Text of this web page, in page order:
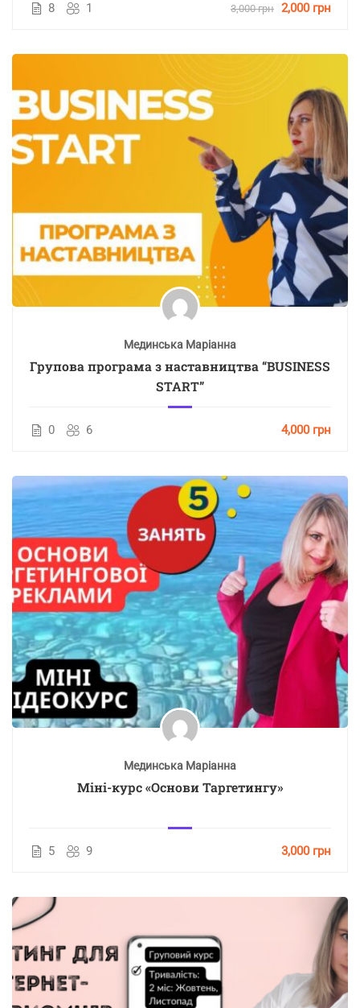
8 1 3,000 грн 2,000 грн
Мединська Маріанна
Групова програма з наставництва “BUSINESS
START”
0 6 4,000 грн
Мединська Маріанна
Міні-курс «Основи Таргетингу»
5 9 3,000 грн